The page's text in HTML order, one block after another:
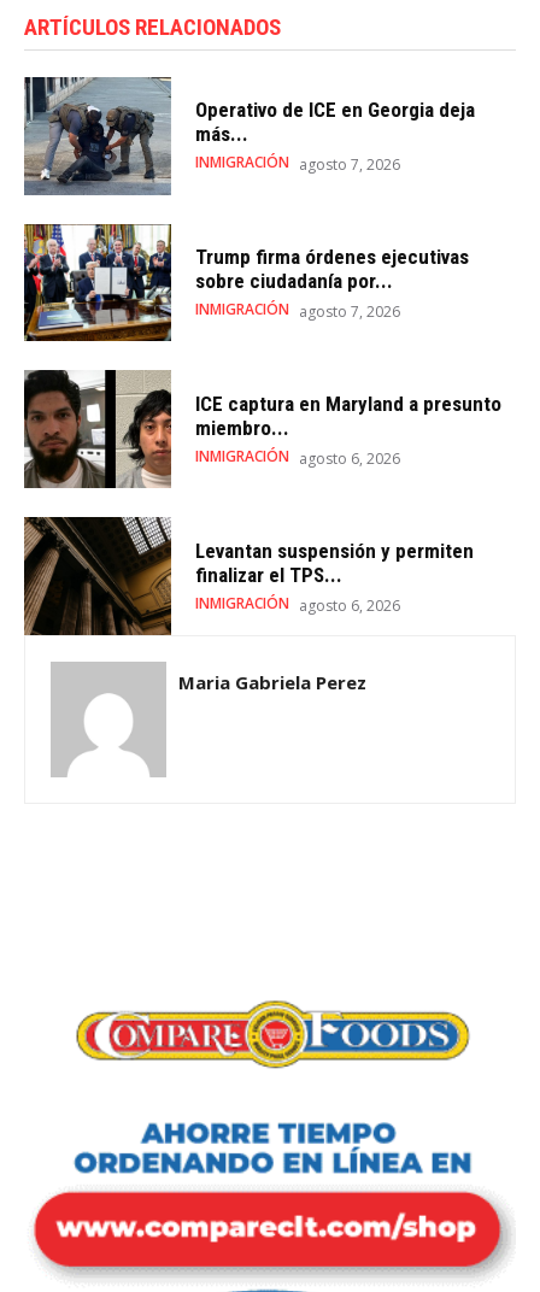
ARTÍCULOS RELACIONADOS
Operativo de ICE en Georgia deja
más...
INMIGRACIÓN agosto 7, 2026
Trump firma órdenes ejecutivas
sobre ciudadanía por...
INMIGRACIÓN agosto 7, 2026
ICE captura en Maryland a presunto
miembro...
INMIGRACIÓN agosto 6, 2026
Levantan suspensión y permiten
finalizar el TPS...
INMIGRACIÓN agosto 6, 2026
Maria Gabriela Perez